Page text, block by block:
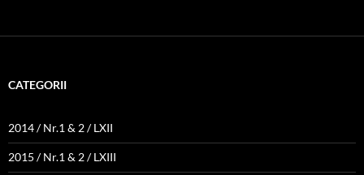
CATEGORII
2014 / Nr.1 & 2 / LXII
2015 / Nr.1 & 2 / LXIII